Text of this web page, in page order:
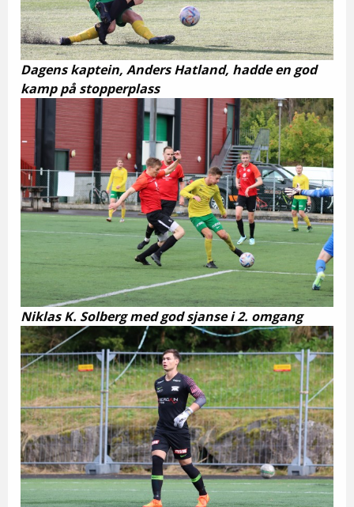
Dagens kaptein, Anders Hatland, hadde en god
kamp på stopperplass
Niklas K. Solberg med god sjanse i 2. omgang